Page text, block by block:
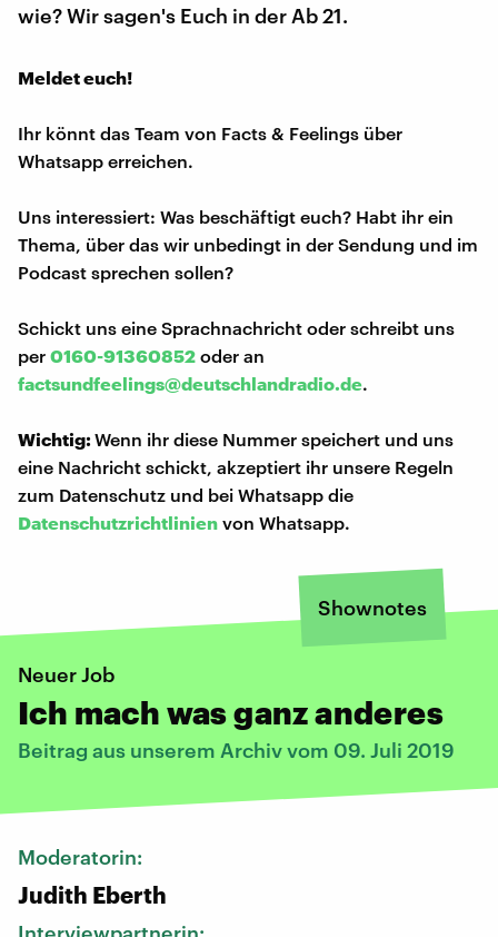
wie? Wir sagen's Euch in der Ab 21.
Meldet euch!
Ihr könnt das Team von Facts & Feelings über
Whatsapp erreichen.
Uns interessiert: Was beschäftigt euch? Habt ihr ein
Thema, über das wir unbedingt in der Sendung und im
Podcast sprechen sollen?
Schickt uns eine Sprachnachricht oder schreibt uns
per 0160-91360852 oder an
factsundfeelings@deutschlandradio.de.
Wichtig:Wenn ihr diese Nummer speichert und uns
eine Nachricht schickt, akzeptiert ihr unsere Regeln
zum Datenschutz und bei Whatsapp die
Datenschutzrichtlinien von Whatsapp.
Shownotes
Neuer Job
Ich mach was ganz anderes
Beitrag aus unserem Archiv vom 09. Juli 2019
Moderatorin:
Judith Eberth